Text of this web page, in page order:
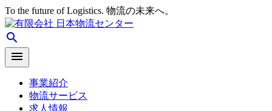
To the future of Logistics. 物流の未来へ。
search
menu
事業紹介
物流サービス
求人情報